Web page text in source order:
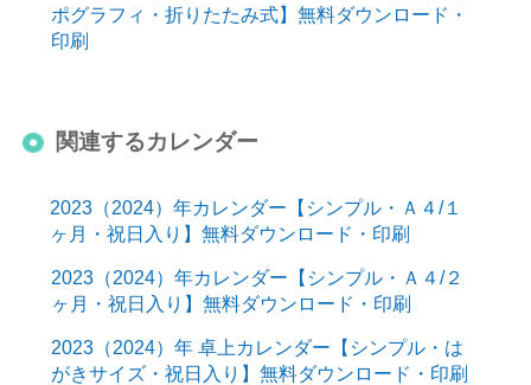
ポグラフィ・折りたたみ式】無料ダウンロード・
印刷
関連するカレンダー
2023（2024）年カレンダー【シンプル・Ａ４/１
ヶ月・祝日入り】無料ダウンロード・印刷
2023（2024）年カレンダー【シンプル・Ａ４/２
ヶ月・祝日入り】無料ダウンロード・印刷
2023（2024）年 卓上カレンダー【シンプル・は
がきサイズ・祝日入り】無料ダウンロード・印刷